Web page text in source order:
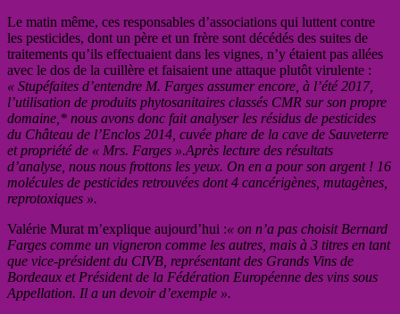
Le matin même, ces responsables d’associations qui luttent contre
les pesticides, dont un père et un frère sont décédés des suites de
traitements qu’ils effectuaient dans les vignes, n’y étaient pas allées
avec le dos de la cuillère et faisaient une attaque plutôt virulente :
« Stupéfaites d’entendre M. Farges assumer encore, à l’été 2017,
l’utilisation de produits phytosanitaires classés CMR sur son propre
domaine,* nous avons donc fait analyser les résidus de pesticides
du Château de l’Enclos 2014, cuvée phare de la cave de Sauveterre
et propriété de « Mrs. Farges ».Après lecture des résultats
d’analyse, nous nous frottons les yeux. On en a pour son argent ! 16
molécules de pesticides retrouvées dont 4 cancérigènes, mutagènes,
reprotoxiques ».
Valérie Murat m’explique aujourd’hui :« on n’a pas choisit Bernard
Farges comme un vigneron comme les autres, mais à 3 titres en tant
que vice-président du CIVB, représentant des Grands Vins de
Bordeaux et Président de la Fédération Européenne des vins sous
Appellation. Il a un devoir d’exemple ».